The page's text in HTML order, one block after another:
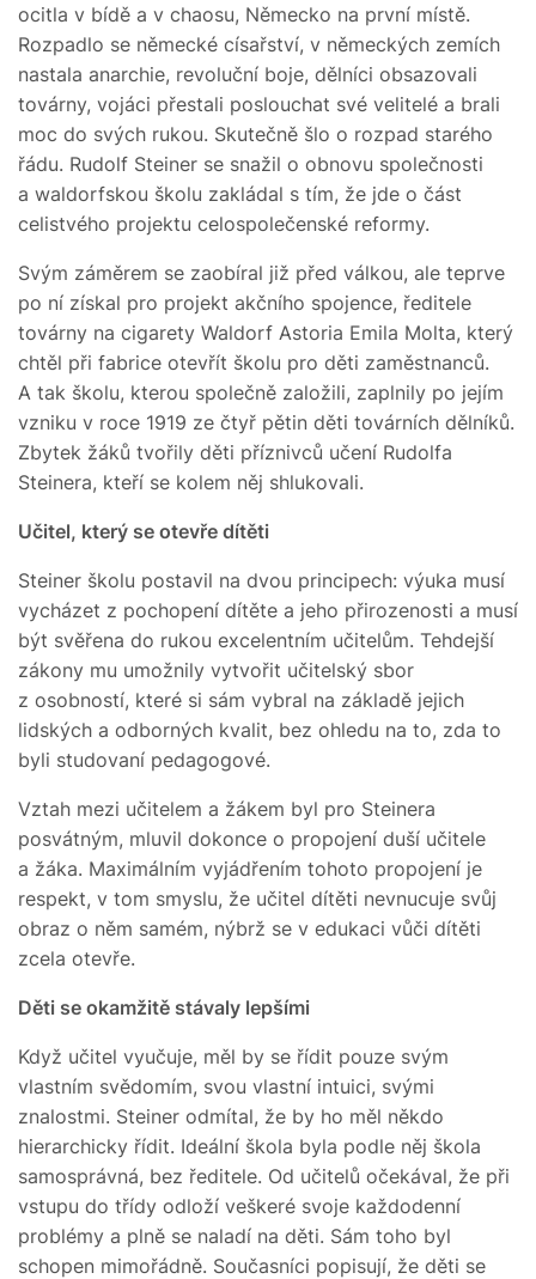
ocitla v bídě a v chaosu, Německo na první místě.
Rozpadlo se německé císařství, v německých zemích
nastala anarchie, revoluční boje, dělníci obsazovali
továrny, vojáci přestali poslouchat své velitelé a brali
moc do svých rukou. Skutečně šlo o rozpad starého
řádu. Rudolf Steiner se snažil o obnovu společnosti
a waldorfskou školu zakládal s tím, že jde o část
celistvého projektu celospolečenské reformy.
Svým záměrem se zaobíral již před válkou, ale teprve
po ní získal pro projekt akčního spojence, ředitele
továrny na cigarety Waldorf Astoria Emila Molta, který
chtěl při fabrice otevřít školu pro děti zaměstnanců.
A tak školu, kterou společně založili, zaplnily po jejím
vzniku v roce 1919 ze čtyř pětin děti továrních dělníků.
Zbytek žáků tvořily děti příznivců učení Rudolfa
Steinera, kteří se kolem něj shlukovali.
Učitel, který se otevře dítěti
Steiner školu postavil na dvou principech: výuka musí
vycházet z pochopení dítěte a jeho přirozenosti a musí
být svěřena do rukou excelentním učitelům. Tehdejší
zákony mu umožnily vytvořit učitelský sbor
z osobností, které si sám vybral na základě jejich
lidských a odborných kvalit, bez ohledu na to, zda to
byli studovaní pedagogové.
Vztah mezi učitelem a žákem byl pro Steinera
posvátným, mluvil dokonce o propojení duší učitele
a žáka. Maximálním vyjádřením tohoto propojení je
respekt, v tom smyslu, že učitel dítěti nevnucuje svůj
obraz o něm samém, nýbrž se v edukaci vůči dítěti
zcela otevře.
Děti se okamžitě stávaly lepšími
Když učitel vyučuje, měl by se řídit pouze svým
vlastním svědomím, svou vlastní intuici, svými
znalostmi. Steiner odmítal, že by ho měl někdo
hierarchicky řídit. Ideální škola byla podle něj škola
samosprávná, bez ředitele. Od učitelů očekával, že při
vstupu do třídy odloží veškeré svoje každodenní
problémy a plně se naladí na děti. Sám toho byl
schopen mimořádně. Současníci popisují, že děti se